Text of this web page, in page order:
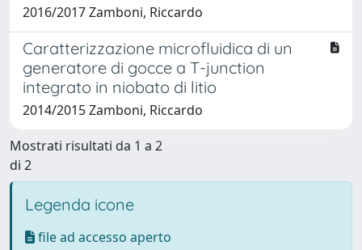
2016/2017 Zamboni, Riccardo
Caratterizzazione microfluidica di un
generatore di gocce a T-junction
integrato in niobato di litio
2014/2015 Zamboni, Riccardo
Mostrati risultati da 1 a 2
di 2
Legenda icone
file ad accesso aperto